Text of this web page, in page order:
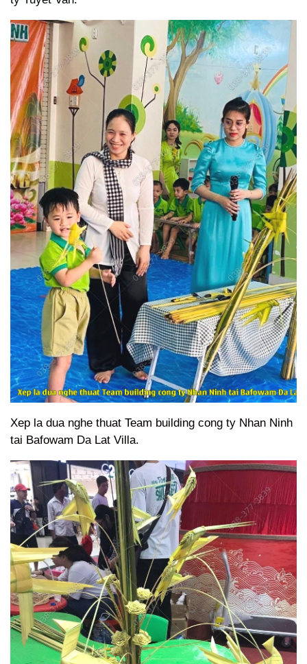
Xep la dua nghe thuat Team building cong ty Nhan Ninh
tai Bafowam Da Lat Villa.